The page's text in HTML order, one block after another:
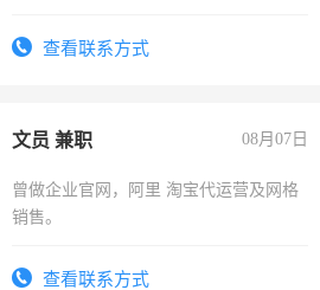
查看联系方式
文员 兼职 08月07日
曾做企业官网，阿里 淘宝代运营及网格
销售。
查看联系方式